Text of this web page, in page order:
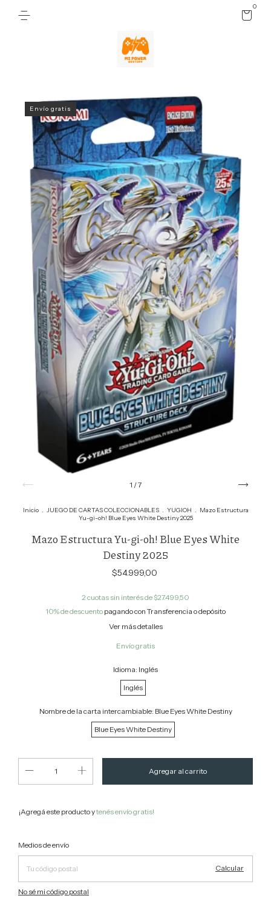
0
Envío gratis
1 /7
Inicio JUEGO DE CARTAS COLECCIONABLES YUGIOH
Mazo Estructura
Yu-gi-oh! Blue Eyes White Destiny 2025
Mazo Estructura Yu-gi-oh! Blue Eyes White
Destiny 2025
$54.999,00
2 cuotas sin interés de $27.499,50
10% de descuento pagando con Transferencia o depósito
Ver más detalles
Envío gratis
Idioma: Inglés
Inglés
Nombre de la carta intercambiable: Blue Eyes White Destiny
Blue Eyes White Destiny
¡Agregá este producto ytenés envío gratis!
Entregas para el CP:
Medios de envío
Calcular
No sé mi código postal